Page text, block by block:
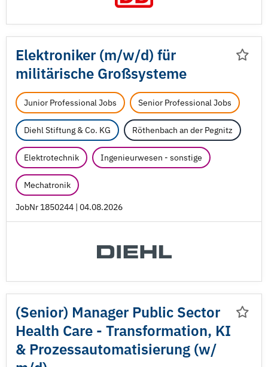
Elektroniker (m/w/d) für
militärische Großsysteme
Junior Professional Jobs Senior Professional Jobs
Diehl Stiftung & Co. KG Röthenbach an der Pegnitz
Elektrotechnik Ingenieurwesen - sonstige
Mechatronik
JobNr 1850244 | 04.08.2026
(Senior) Manager Public Sector
Health Care - Transformation, KI
& Prozessautomatisierung (w/